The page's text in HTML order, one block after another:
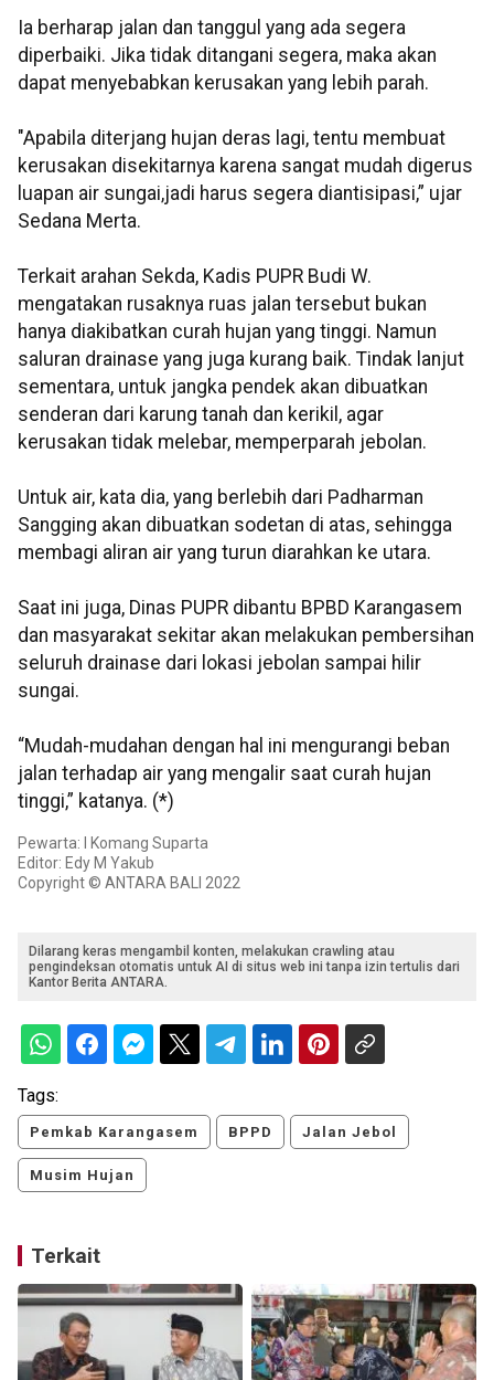
Ia berharap jalan dan tanggul yang ada segera
diperbaiki. Jika tidak ditangani segera, maka akan
dapat menyebabkan kerusakan yang lebih parah.
"Apabila diterjang hujan deras lagi, tentu membuat
kerusakan disekitarnya karena sangat mudah digerus
luapan air sungai,jadi harus segera diantisipasi,” ujar
Sedana Merta.
Terkait arahan Sekda, Kadis PUPR Budi W.
mengatakan rusaknya ruas jalan tersebut bukan
hanya diakibatkan curah hujan yang tinggi. Namun
saluran drainase yang juga kurang baik. Tindak lanjut
sementara, untuk jangka pendek akan dibuatkan
senderan dari karung tanah dan kerikil, agar
kerusakan tidak melebar, memperparah jebolan.
Untuk air, kata dia, yang berlebih dari Padharman
Sangging akan dibuatkan sodetan di atas, sehingga
membagi aliran air yang turun diarahkan ke utara.
Saat ini juga, Dinas PUPR dibantu BPBD Karangasem
dan masyarakat sekitar akan melakukan pembersihan
seluruh drainase dari lokasi jebolan sampai hilir
sungai.
“Mudah-mudahan dengan hal ini mengurangi beban
jalan terhadap air yang mengalir saat curah hujan
tinggi,” katanya. (*)
Pewarta: I Komang Suparta
Editor: Edy M Yakub
Copyright © ANTARA BALI 2022
Dilarang keras mengambil konten, melakukan crawling atau
pengindeksan otomatis untuk AI di situs web ini tanpa izin tertulis dari
Kantor Berita ANTARA.
Tags:
Pemkab Karangasem BPPD Jalan Jebol
Musim Hujan
Terkait